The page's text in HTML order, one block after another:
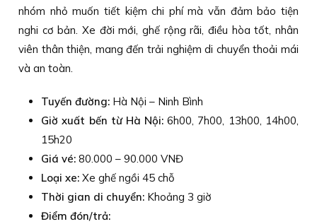
nhóm nhỏ muốn tiết kiệm chi phí mà vẫn đảm bảo tiện
nghi cơ bản. Xe đời mới, ghế rộng rãi, điều hòa tốt, nhân
viên thân thiện, mang đến trải nghiệm di chuyển thoải mái
và an toàn.
Tuyến đường: Hà Nội – Ninh Bình
Giờ xuất bến từ Hà Nội:6h00, 7h00, 13h00, 14h00,
15h20
Giá vé:80.000 – 90.000 VNĐ
Loại xe:Xe ghế ngồi 45 chỗ
Thời gian di chuyển: Khoảng 3 giờ
Điểm đón/trả: